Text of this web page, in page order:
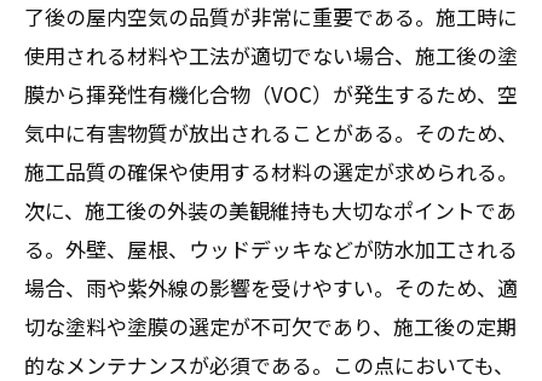
了後の屋内空気の品質が非常に重要である。施工時に
使用される材料や工法が適切でない場合、施工後の塗
膜から揮発性有機化合物（VOC）が発生するため、空
気中に有害物質が放出されることがある。そのため、
施工品質の確保や使用する材料の選定が求められる。
次に、施工後の外装の美観維持も大切なポイントであ
る。外壁、屋根、ウッドデッキなどが防水加工される
場合、雨や紫外線の影響を受けやすい。そのため、適
切な塗料や塗膜の選定が不可欠であり、施工後の定期
的なメンテナンスが必須である。この点においても、